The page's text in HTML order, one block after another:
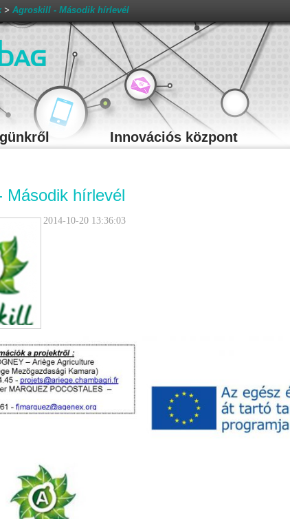
Innovációs központ
Második hírlevél
2014-10-20 13:36:03
> Agroskill - Második hírlevél